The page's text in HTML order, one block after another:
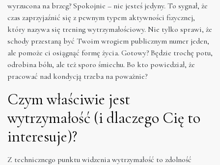
wyrzucona na brzeg? Spokojnie – nie jesteś jedyny. To sygnał, że
czas zaprzyjaźnić się z pewnym typem aktywności fizycznej,
który nazywa się trening wytrzymałościowy. Nie tylko sprawi, że
schody przestaną być Twoim wrogiem publicznym numer jeden,
ale pomoże ci osiągnąć formę życia. Gotowy? Będzie trochę potu,
odrobina bólu, ale też sporo śmiechu. Bo kto powiedział, że
pracować nad kondycją trzeba na poważnie?
Czym właściwie jest
wytrzymałość (i dlaczego Cię to
interesuje)?
Z technicznego punktu widzenia wytrzymałość to zdolność